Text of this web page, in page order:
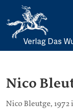
Skip
Verlag Das
Nico
Nico Bleutge,